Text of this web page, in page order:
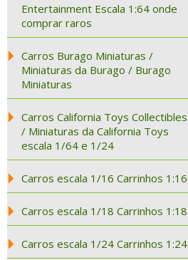
Entertainment Escala 1:64 onde
comprar raros
Carros Burago Miniaturas /
Miniaturas da Burago / Burago
Miniaturas
Carros California Toys Collectibles
/ Miniaturas da California Toys
escala 1/64 e 1/24
Carros escala 1/16 Carrinhos 1:16
Carros escala 1/18 Carrinhos 1:18
Carros escala 1/24 Carrinhos 1:24